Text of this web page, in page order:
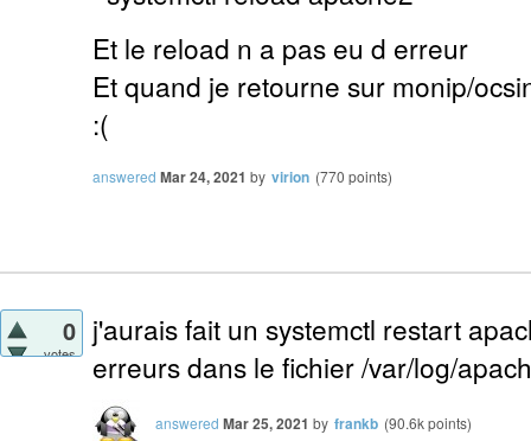
Et le reload n a pas eu d erreur
Et quand je retourne sur monip/
:(
answered Mar 24, 2021 by virion (770 points)
0
votes
j'aurais fait un systemctl restart
erreurs dans le fichier /var/log/
answered Mar 25, 2021 by frankb (90.6kpoints)